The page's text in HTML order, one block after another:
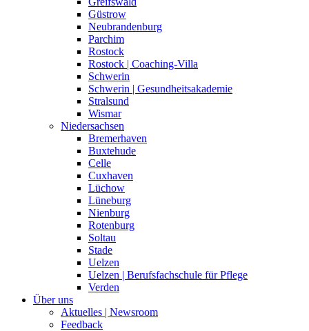
Güstrow
Neubrandenburg
Parchim
Rostock
Rostock | Coaching-Villa
Schwerin
Schwerin | Gesundheitsakademie
Stralsund
Wismar
Niedersachsen
Bremerhaven
Buxtehude
Celle
Cuxhaven
Lüchow
Lüneburg
Nienburg
Rotenburg
Soltau
Stade
Uelzen
Uelzen | Berufsfachschule für Pflege
Verden
Über uns
Aktuelles | Newsroom
Feedback